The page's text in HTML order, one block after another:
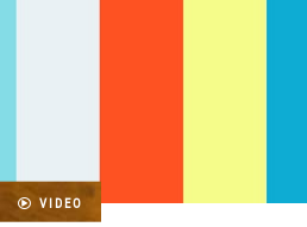
VIDEO